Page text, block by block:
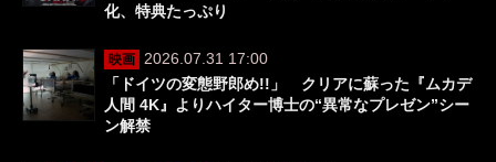
化、特典たっぷり
映画
2026.07.31 17:00
「ドイツの変態野郎め!!」 クリアに蘇った『ムカデ
人間 4K』よりハイター博士の“異常なプレゼン”シー
ン解禁